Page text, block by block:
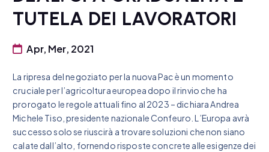
TUTELA DEI LAVORATORI
Apr, Mer, 2021
La ripresa del negoziato per la nuova Pac è un momento
cruciale per l’agricoltura europea dopo il rinvio che ha
prorogato le regole attuali fino al 2023 – dichiara Andrea
Michele Tiso, presidente nazionale Confeuro. L’Europa avrà
successo solo se riuscirà a trovare soluzioni che non siano
calate dall’alto, fornendo risposte concrete alle esigenze dei